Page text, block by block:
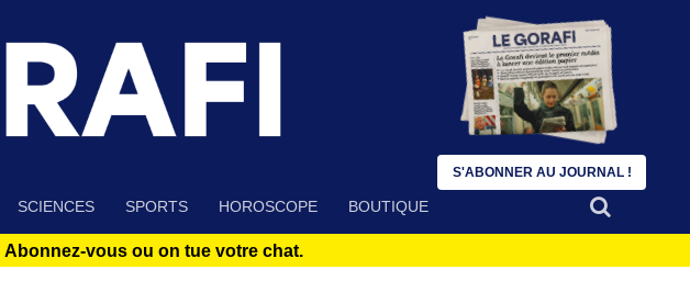
SCIENCES SPORTS HOROSCOPE BOUTIQUE
Abonnez-vous ou on tue votre chat.
S'ABONNER AU JOURNAL !